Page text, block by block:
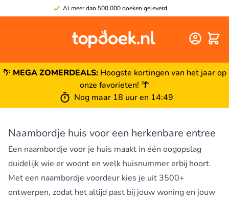
Al meer dan 500.000 doeken geleverd
🌴 MEGA ZOMERDEALS: Hoogste kortingen van het jaar op
onze favorieten! 🌴
Nog maar 18 uur en 14:48
Naambordje huis voor een herkenbare entree
Een naambordje voor je huis maakt in één oogopslag
duidelijk wie er woont en welk huisnummer erbij hoort.
Met een naambordje voordeur kies je uit 3500+
ontwerpen, zodat het altijd past bij jouw woning en jouw